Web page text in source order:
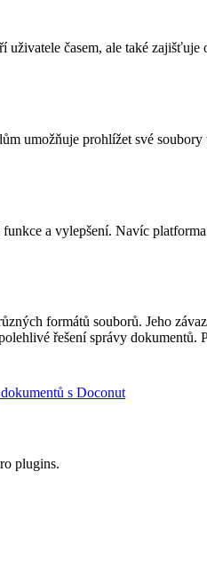
uživatele časem, ale také
umožňuje prohlížet své
a vylepšení. Navíc
formátů souborů. Jeho
řešení správy dokumentů.
s Doconut
plugins.